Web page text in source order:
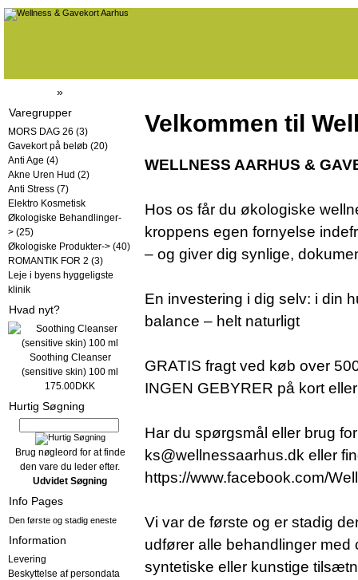
»
Velkommen til
WELLNESS AARHUS &
Hos os får du økologiske
kroppens egen fornyelse
– og giver dig synlige,
En investering i dig selv: i din
balance – helt naturligt
GRATIS fragt ved køb over
INGEN GEBYRER på kort
Har du spørgsmål eller brug
ks@wellnessaarhus.dk eller
https://www.facebook.com/
Vi var de første og er stadig
udfører alle behandlinger
syntetiske eller kunstige
Varegrupper
MORS DAG 26 (3)
Gavekort på beløb (20)
Anti Age (4)
Akne Uren Hud (2)
Anti Stress (7)
Elektro Kosmetisk
Økologiske Behandlinger-
> (25)
Økologiske Produkter-> (40)
ROMANTIK FOR 2 (3)
Leje i byens hyggeligste
klinik
Hvad nyt?
Soothing Cleanser
(sensitive skin) 100 ml
175.00DKK
Hurtig Søgning
Brug nøgleord for at finde
den vare du leder efter.
Udvidet Søgning
Info Pages
Den første og stadig eneste
Information
Levering
Beskyttelse af persondata